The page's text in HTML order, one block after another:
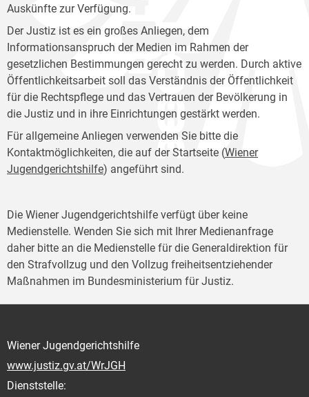
Auskünfte zur Verfügung.
Der Justiz ist es ein großes Anliegen, dem
Informationsanspruch der Medien im Rahmen der
gesetzlichen Bestimmungen gerecht zu werden. Durch aktive
Öffentlichkeitsarbeit soll das Verständnis der Öffentlichkeit
für die Rechtspflege und das Vertrauen der Bevölkerung in
die Justiz und in ihre Einrichtungen gestärkt werden.
Für allgemeine Anliegen verwenden Sie bitte die
Kontaktmöglichkeiten, die auf der Startseite (Wiener
Jugendgerichtshilfe) angeführt sind.
Die Wiener Jugendgerichtshilfe verfügt über keine
Medienstelle. Wenden Sie sich mit Ihrer Medienanfrage
daher bitte an die Medienstelle für die Generaldirektion für
den Strafvollzug und den Vollzug freiheitsentziehender
Maßnahmen im Bundesministerium für Justiz.
Wiener Jugendgerichtshilfe
www.justiz.gv.at/WrJGH
Dienststelle: